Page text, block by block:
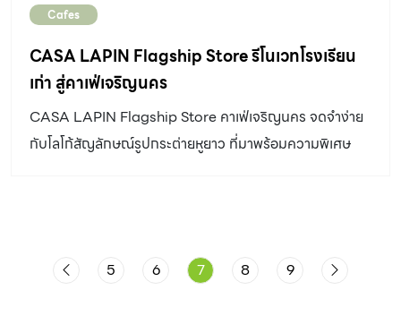
สิ่งคล้ายธรรมชาติให้เกิดคำถามถึงการมีอยู่ระหว่าง “ของ
จริง” และ “ของสังเคราะห์” ที่มนุษย์สร้างขึ้นมา ซึ่งปัจจุบันทั้ง
สองอย่างนั้นผสมกลมกลืนจนกลายเป็นสิ่งเดียวกันไปแล้วใน
ที่กรุด้วยวัสดุหน้าตาเหมือนกับหินจริง แต่ความจริงแล้วกลับ
เป็นวัสดุสังเคราะห์ขึ้นมาให้ดูเหมือนกับของจริง แต่ในความรับ
บ้าน แต่เป็นวัสดุอื่นที่ผ่านการสังเคราะห์ขึ้นมา ซึ่งเมื่อคนมา
เห็นก้อนวัตถุนั้น จะเรียกสิ่งนั้นว่าอะไร คราฟต์บ้านด้วยวัสดุ
Cafes
CASA LAPIN Flagship Store รีโนเวทโรงเรียน
เก่า สู่คาเฟ่เจริญนคร
CASA LAPIN Flagship Store คาเฟ่เจริญนคร จดจำง่าย
กับโลโก้สัญลักษณ์รูปกระต่ายหูยาว ที่มาพร้อมความพิเศษ
สำหรับ CASA LAPIN สาขาที่ 28 นี้ มีพื้นที่ขนาดใหญ่ถึง
600 ตารางเมตร เกิดขึ้นจากการรีโนเวทพื้นที่อาคารโรงเรียน
5 6 7 8 9